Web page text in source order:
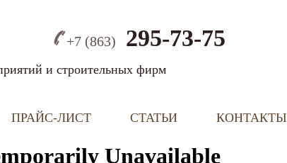
и строительных фирм
+7 (863) 295-73-75
ПРАЙС-ЛИСТ СТАТЬИ КОНТАКТЫ